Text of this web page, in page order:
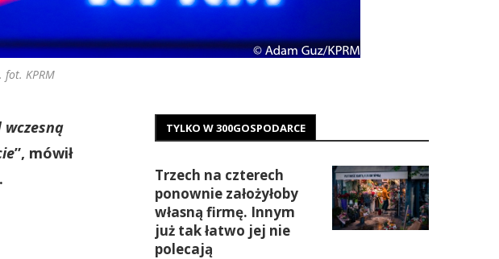
KPRM
”, mówił
TYLKO W 300GOSPODARCE
Trzech na czterech
ponownie założyłoby
własną firmę. Innym
już tak łatwo jej nie
polecają